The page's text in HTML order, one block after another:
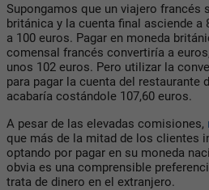
Supongamos que un viajero francés
británica y la cuenta final asciende a
a 100 euros. Pagar en moneda
comensal francés convertiría a
unos 102 euros. Pero utilizar la
para pagar la cuenta del restaurante
acabaría costándole 107,60 euros.
A pesar de las elevadas comisiones,
que más de la mitad de los clientes
optando por pagar en su moneda
obvia es una comprensible
trata de dinero en el extranjero.